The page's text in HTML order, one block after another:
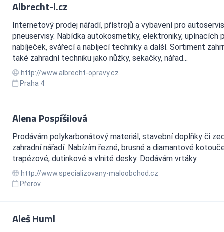
Albrecht-l.cz
Internetový prodej nářadí, přístrojů a vybavení pro
pneuservisy. Nabídka autokosmetiky, elektroniky, upínacích
nabíječek, svářecí a nabíjecí techniky a další. Sortiment
také zahradní techniku jako nůžky, sekačky, nářad...
http://www.albrecht-opravy.cz
Praha 4
Alena Pospíšilová
Prodávám polykarbonátový materiál, stavební doplňky či
zahradní nářadí. Nabízím řezné, brusné a diamantové
trapézové, dutinkové a vlnité desky. Dodávám vrtáky.
http://www.specializovany-maloobchod.cz
Přerov
Aleš Huml